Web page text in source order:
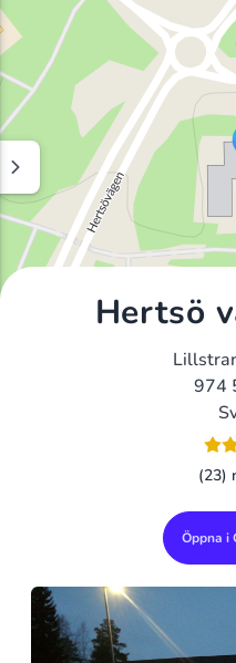
Hertsö
974
(23)
Öppna i
Alla Gym